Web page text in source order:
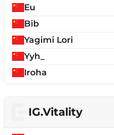
Eu
Bib
Yagimi Lori
Yyh_
Iroha
IG.Vitality